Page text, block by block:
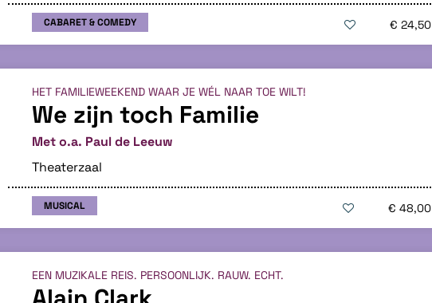
CABARET & COMEDY € 24,50
We zijn toch Familie
Met o.a. Paul de Leeuw
HET FAMILIEWEEKEND WAAR JE WÉL NAAR TOE WILT!
Theaterzaal
MUSICAL € 48,00
EEN MUZIKALE REIS. PERSOONLIJK. RAUW. ECHT.